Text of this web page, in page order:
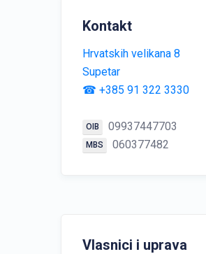
Kontakt
Hrvatskih velikana 8
Supetar
☎ +385 91 322 3330
OIB 09937447703
MBS 060377482
Vlasnici i uprava